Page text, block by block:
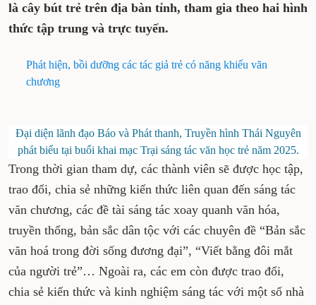
là cây bút trẻ trên địa bàn tỉnh, tham gia theo hai hình
thức tập trung và trực tuyến.
Phát hiện, bồi dưỡng các tác giả trẻ có năng khiếu văn
chương
Đại diện lãnh đạo Báo và Phát thanh, Truyền hình Thái Nguyên
phát biểu tại buổi khai mạc Trại sáng tác văn học trẻ năm 2025.
Trong thời gian tham dự, các thành viên sẽ được học tập,
trao đổi, chia sẻ những kiến thức liên quan đến sáng tác
văn chương, các đề tài sáng tác xoay quanh văn hóa,
truyền thống, bản sắc dân tộc với các chuyên đề “Bản sắc
văn hoá trong đời sống đương đại”, “Viết bằng đôi mắt
của người trẻ”… Ngoài ra, các em còn được trao đổi,
chia sẻ kiến thức và kinh nghiệm sáng tác với một số nhà